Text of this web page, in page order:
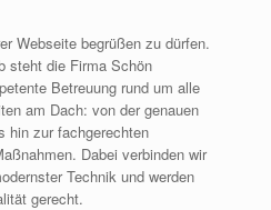
Webseite begrüßen zu dürfen.
steht die Firma Schön
Betreuung rund um alle
am Dach: von der genauen
hin zur fachgerechten
Dabei verbinden wir
Technik und werden
gerecht.